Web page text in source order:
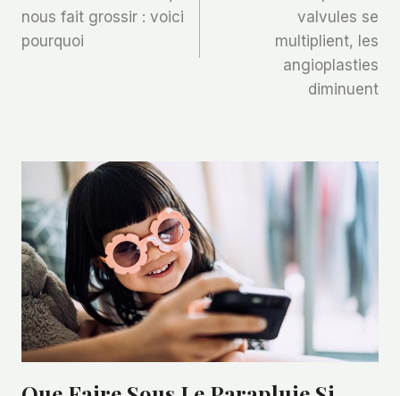
L’article
nous fait grossir : voici
pourquoi
valvules se
multiplient, les
angioplasties
diminuent